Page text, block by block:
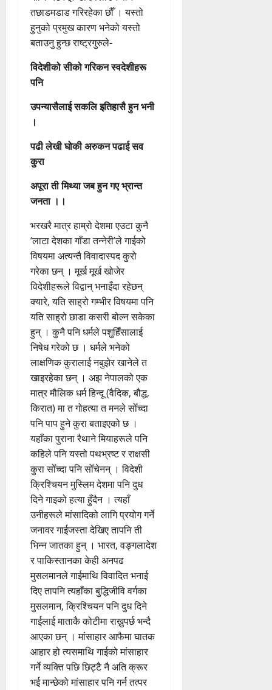
तछाडमडाड गरिरहेका छौँ । यस्तो
हुनुको प्रमुख कारण भनेको यस्तो
बताउनु हुन्छ राष्ट्रगुरुले-
विदेशीको सीको गरिकन स्वदेशीहरू
पनि
उपन्यासैलाई सकलि इतिहासै हुन भनी
।
पढी लेखी घोकी अरुकन पढाई सव
कुरा
अपूरा ती मिथ्या जब हुन गए भ्रान्त
जनता ।।
भरखरै मात्र हाम्रो देशमा एउटा कुनै
‘लाटा देशका गाँडा तन्नेरी’ले गाईको
विषयमा अत्यन्तै विवादास्पद कुरो
गरेका छन् । मूर्ख मूर्ख खोजेर
विदेशीहरूले विद्वान् भनाइँदा रहेछन्
क्यारे‚ यति साह्रो गम्भीर विषयमा पनि
यति साह्रो छाडा कसरी बोल्न सकेका
हुन् । कुनै पनि धर्मले पशुहिँसालाई
निषेध गरेको छ । धर्मले भनेको
लाक्षणिक कुरालाई नबुझेर खानेले त
खाइरहेका छन् । अझ नेपालको एक
मात्र मौलिक धर्म हिन्दू (वैदिक‚ बौद्ध‚
किरात) मा त गोहत्या त मनले सोँच्दा
पनि पाप हुने कुरा बताइएको छ ।
यहाँका पुराना रैथाने मियाहरूले पनि
कहिले पनि यस्तो पथभ्रष्ट र राक्षसी
कुरा सोँच्दा पनि सोँचेनन् । विदेशी
क्रिश्चियन मुस्लिम देशमा पनि दुध
दिने गाइको हत्या हुँदैन । त्यहाँ
उनीहरूले मांसादिको लागि प्रयोग गर्ने
जनावर गाईजस्ता देखिए तापनि ती
भिन्न जातका हुन् । भारत‚ वङ्गलादेश
र पाकिस्तानका केही अनपढ
मुसलमानले गाईमाथि विवादित भनाई
दिए तापनि त्यहाँका बुद्धिजीवि वर्गका
मुसलमान‚ क्रिश्चियन पनि दुध दिने
गाईलाई माताकै कोटीमा राख्नुपर्छ भन्दै
आएका छन् । मांसाहार आफैमा घातक
आहार हो त्यसमाथि गाईको मांसाहार
गर्ने व्यक्ति पछि छिट्टै नै अति क्रूर
भई मान्छेको मांसाहार पनि गर्न तत्पर